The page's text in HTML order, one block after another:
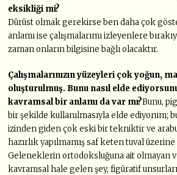
eksikliği mi?
Dürüst olmak gerekirse ben daha çok
anlamı ise çalışmalarımı izleyenlere
zaman onların bilgisine bağlı olacaktır.
Çalışmalarınızın yüzeyleri çok yoğun,
oluşturulmuş. Bunu nasıl elde
kavramsal bir anlamı da var mı?Bunu,
bir şekilde kullanılmasıyla elde ediyorum;
izinden giden çok eski bir tekniktir ve
hazırlık yapılmamış saf keten tuval üzerine
Geleneklerin ortodoksluğuna ait olmayan
kavramsal hale gelen şey, figüratif